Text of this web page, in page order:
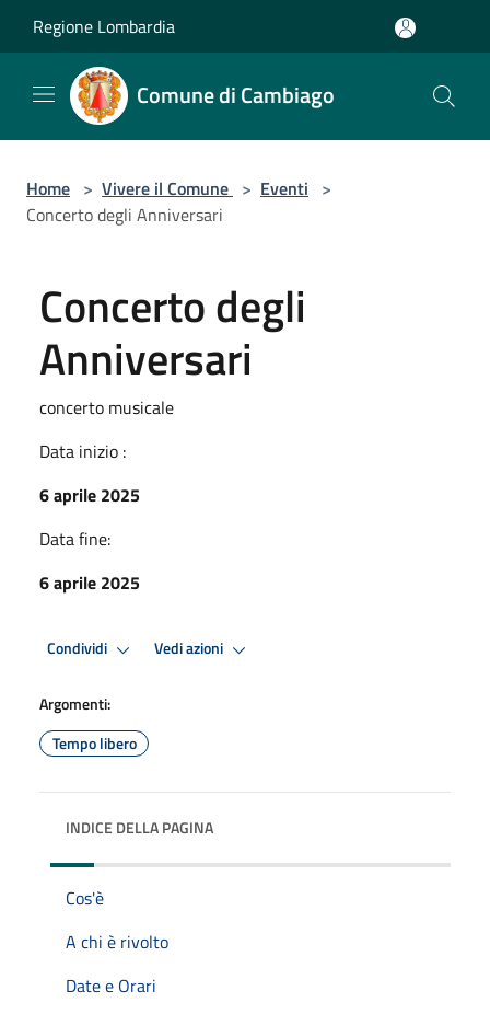
Regione Lombardia
Comune di Cambiago
Home > Vivere il Comune > Eventi >
Concerto degli Anniversari
Concerto degli
Anniversari
concerto musicale
Data inizio :
6 aprile 2025
Data fine:
6 aprile 2025
Condividi Vedi azioni
Argomenti:
Tempo libero
INDICE DELLA PAGINA
Cos'è
A chi è rivolto
Date e Orari